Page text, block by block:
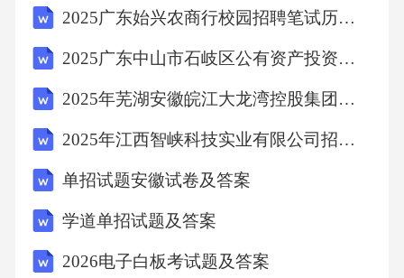
2025广东始兴农商行校园招聘笔试历年典型考题及考点剖析附带答案详解
2025广东中山市石岐区公有资产投资有限公司高管招聘综合与人员笔试历年备考题库附带答案详解
2025年芜湖安徽皖江大龙湾控股集团有限公司公开招聘13人笔试历年难易错考点试卷带答案解析
2025年江西智峡科技实业有限公司招聘2人笔试历年难易错考点试卷带答案解析
单招试题安徽试卷及答案
学道单招试题及答案
2026电子白板考试题及答案